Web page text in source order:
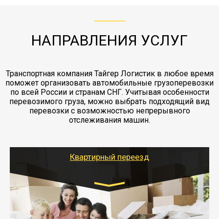
заканчивая выгрузкой в пункте получателя.
НАПРАВЛЕНИЯ УСЛУГ
Транспортная компания Тайгер Логистик в любое время
поможет организовать автомобильные грузоперевозки
по всей России и странам СНГ. Учитывая особенности
перевозимого груза, можно выбрать подходящий вид
перевозки с возможностью непрерывного
отслеживания машин.
Квартирный переезд
Газель: 1,5 и 3 тонны